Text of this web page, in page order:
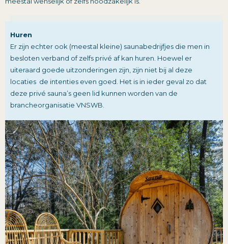
Huren
Er zijn echter ook (meestal kleine) saunabedrijfjes die men in
besloten verband of zelfs privé af kan huren. Hoewel er
uiteraard goede uitzonderingen zijn, zijn niet bij al deze
locaties de intenties even goed. Het is in ieder geval zo dat
deze privé sauna’s geen lid kunnen worden van de
brancheorganisatie VNSWB.